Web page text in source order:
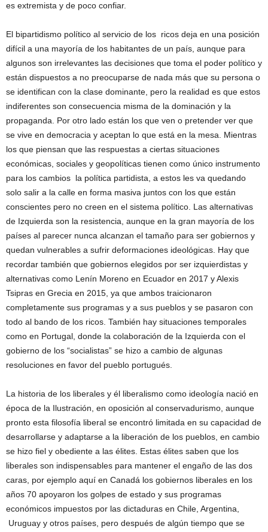
es extremista y de poco confiar.
El bipartidismo político al servicio de los ricos deja en una posición
difícil a una mayoría de los habitantes de un país, aunque para
algunos son irrelevantes las decisiones que toma el poder político y
están dispuestos a no preocuparse de nada más que su persona o
se identifican con la clase dominante, pero la realidad es que estos
indiferentes son consecuencia misma de la dominación y la
propaganda. Por otro lado están los que ven o pretender ver que
se vive en democracia y aceptan lo que está en la mesa. Mientras
los que piensan que las respuestas a ciertas situaciones
económicas, sociales y geopolíticas tienen como único instrumento
para los cambios la política partidista, a estos les va quedando
solo salir a la calle en forma masiva juntos con los que están
conscientes pero no creen en el sistema político. Las alternativas
de Izquierda son la resistencia, aunque en la gran mayoría de los
países al parecer nunca alcanzan el tamaño para ser gobiernos y
quedan vulnerables a sufrir deformaciones ideológicas. Hay que
recordar también que gobiernos elegidos por ser izquierdistas y
alternativas como Lenín Moreno en Ecuador en 2017 y Alexis
Tsipras en Grecia en 2015, ya que ambos traicionaron
completamente sus programas y a sus pueblos y se pasaron con
todo al bando de los ricos. También hay situaciones temporales
como en Portugal, donde la colaboración de la Izquierda con el
gobierno de los “socialistas” se hizo a cambio de algunas
resoluciones en favor del pueblo portugués.
La historia de los liberales y él liberalismo como ideología nació en
época de la Ilustración, en oposición al conservadurismo, aunque
pronto esta filosofía liberal se encontró limitada en su capacidad de
desarrollarse y adaptarse a la liberación de los pueblos, en cambio
se hizo fiel y obediente a las élites. Estas élites saben que los
liberales son indispensables para mantener el engaño de las dos
caras, por ejemplo aquí en Canadá los gobiernos liberales en los
años 70 apoyaron los golpes de estado y sus programas
económicos impuestos por las dictaduras en Chile, Argentina,
Uruguay y otros países, pero después de algún tiempo que se